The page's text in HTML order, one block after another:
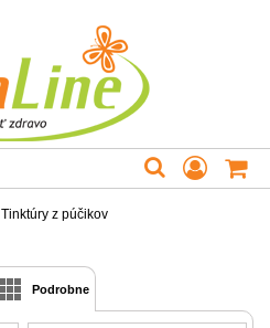
Tinktúry z púčikov
Podrobne